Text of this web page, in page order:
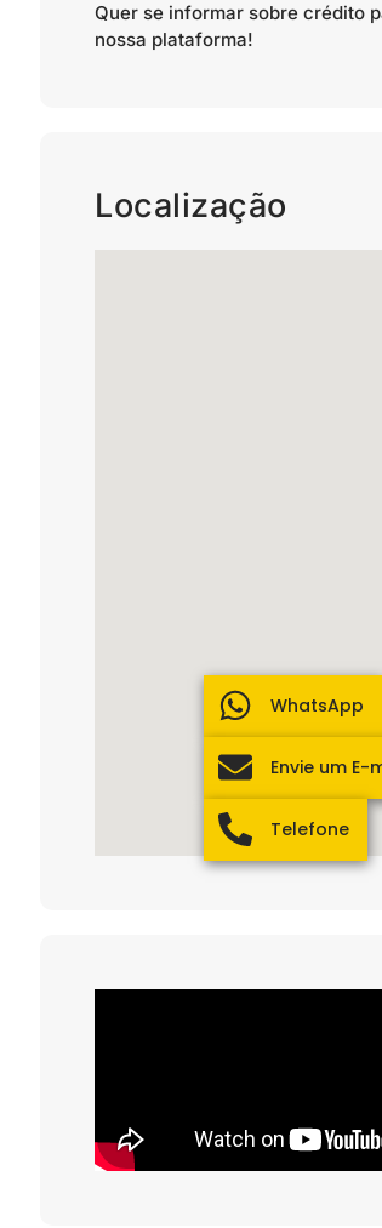
Quer se informar sobre crédito
nossa plataforma!
Localização
WhatsApp
Envie um E-
Telefone